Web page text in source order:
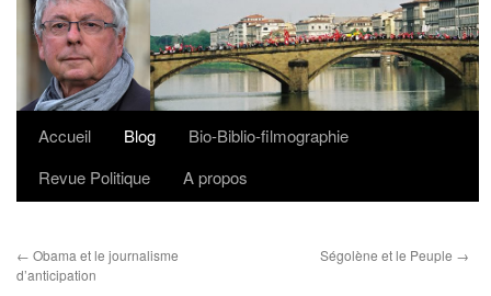
Aller
Accueil Blog
Bio-Biblio-filmographie
Revue Politique
A propos
← Obama et le journalisme
d’anticipation
Ségolène et le Peuple →